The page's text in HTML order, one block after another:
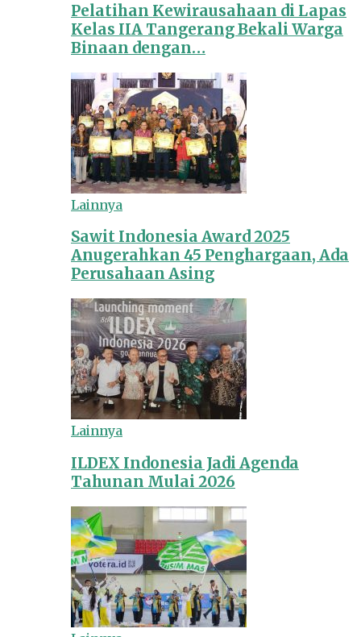
Pelatihan Kewirausahaan di Lapas
Kelas IIA Tangerang Bekali Warga
Binaan dengan…
Lainnya
Sawit Indonesia Award 2025
Anugerahkan 45 Penghargaan, Ada
Perusahaan Asing
Lainnya
ILDEX Indonesia Jadi Agenda
Tahunan Mulai 2026